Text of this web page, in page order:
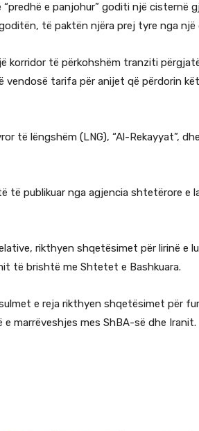
e panjohur” goditi një cisternë
të paktën njëra prej tyre nga një
korridor të përkohshëm tranziti
vendosë tarifa për anijet që përdorin
të lëngshëm (LNG), “Al-Rekayyat”,
të publikuar nga agjencia shtetërore e
rikthyen shqetësimet për lirinë e
të brishtë me Shtetet e Bashkuara.
e reja rikthyen shqetësimet për
marrëveshjes mes ShBA-së dhe Iranit.